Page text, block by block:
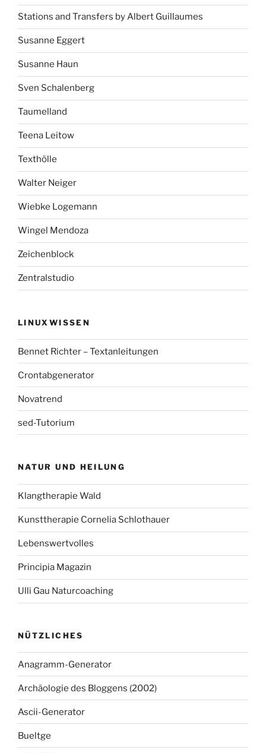
Stations and Transfers by Albert Guillaumes
Susanne Eggert
Susanne Haun
Sven Schalenberg
Taumelland
Teena Leitow
Texthölle
Walter Neiger
Wiebke Logemann
Wingel Mendoza
Zeichenblock
Zentralstudio
LINUXWISSEN
Bennet Richter – Textanleitungen
Crontabgenerator
Novatrend
sed-Tutorium
NATUR UND HEILUNG
Klangtherapie Wald
Kunsttherapie Cornelia Schlothauer
Lebenswertvolles
Principia Magazin
Ulli Gau Naturcoaching
NÜTZLICHES
Anagramm-Generator
Archäologie des Bloggens (2002)
Ascii-Generator
Bueltge